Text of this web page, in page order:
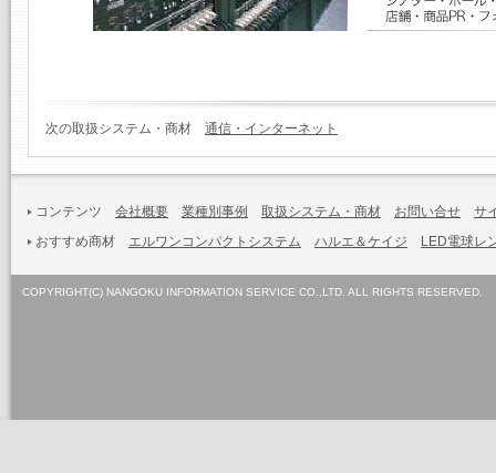
次の取扱システム・商材 通信・インターネット
コンテンツ 会社概要 業種別事例 取扱システム・商材 お問い合せ
サ
おすすめ商材 エルワンコンパクトシステム ハルエ＆ケイジ LED電球レ
COPYRIGHT(C) NANGOKU INFORMATION SERVICE CO.,LTD. ALL RIGHTS RESERVED.